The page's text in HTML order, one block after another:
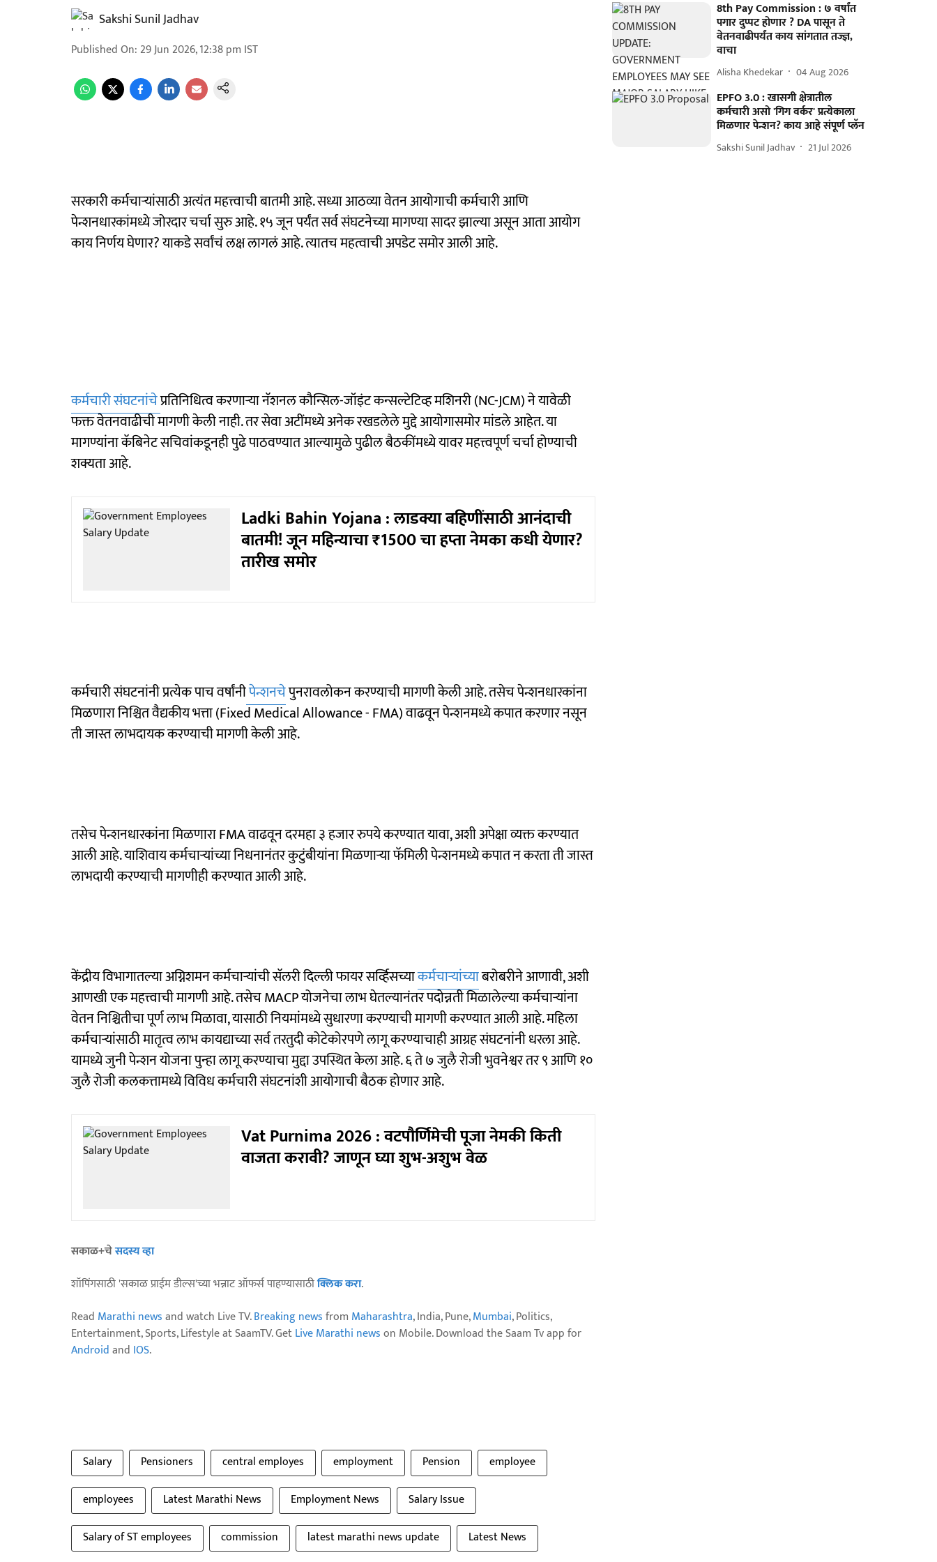
Sakshi Sunil Jadhav
Published On: 29 Jun 2026, 12:38 pm IST
सरकारी कर्मचाऱ्यांसाठी अत्यंत महत्त्वाची बातमी आहे. सध्या आठव्या वेतन आयोगाची कर्मचारी आणि
पेन्शनधारकांमध्ये जोरदार चर्चा सुरु आहे. १५ जून पर्यंत सर्व संघटनेच्या मागण्या सादर झाल्या असून आता आयोग
काय निर्णय घेणार? याकडे सर्वांचं लक्ष लागलं आहे. त्यातच महत्वाची अपडेट समोर आली आहे.
कर्मचारी संघटनांचेप्रतिनिधित्व करणाऱ्या नॅशनल कौन्सिल-जॉइंट कन्सल्टेटिव्ह मशिनरी (NC-JCM) ने यावेळी
फक्त वेतनवाढीची मागणी केली नाही. तर सेवा अटींमध्ये अनेक रखडलेले मुद्दे आयोगासमोर मांडले आहेत. या
मागण्यांना कॅबिनेट सचिवांकडूनही पुढे पाठवण्यात आल्यामुळे पुढील बैठकींमध्ये यावर महत्त्वपूर्ण चर्चा होण्याची
शक्यता आहे.
Ladki Bahin Yojana : लाडक्या बहिणींसाठी आनंदाची
बातमी! जून महिन्याचा ₹1500 चा हप्ता नेमका कधी येणार?
तारीख समोर
कर्मचारी संघटनांनी प्रत्येक पाच वर्षांनीपेन्शनचेपुनरावलोकन करण्याची मागणी केली आहे. तसेच पेन्शनधारकांना
मिळणारा निश्चित वैद्यकीय भत्ता (Fixed Medical Allowance - FMA) वाढवून पेन्शनमध्ये कपात करणार नसून
ती जास्त लाभदायक करण्याची मागणी केली आहे.
तसेच पेन्शनधारकांना मिळणारा FMA वाढवून दरमहा ३ हजार रुपये करण्यात यावा, अशी अपेक्षा व्यक्त करण्यात
आली आहे. याशिवाय कर्मचाऱ्यांच्या निधनानंतर कुटुंबीयांना मिळणाऱ्या फॅमिली पेन्शनमध्ये कपात न करता ती जास्त
लाभदायी करण्याची मागणीही करण्यात आली आहे.
केंद्रीय विभागातल्या अग्निशमन कर्मचाऱ्यांची सॅलरी दिल्ली फायर सर्व्हिसच्याकर्मचाऱ्यांच्याबरोबरीने आणावी, अशी
आणखी एक महत्त्वाची मागणी आहे. तसेच MACP योजनेचा लाभ घेतल्यानंतर पदोन्नती मिळालेल्या कर्मचाऱ्यांना
वेतन निश्चितीचा पूर्ण लाभ मिळावा, यासाठी नियमांमध्ये सुधारणा करण्याची मागणी करण्यात आली आहे. महिला
कर्मचाऱ्यांसाठी मातृत्व लाभ कायद्याच्या सर्व तरतुदी कोटेकोरपणे लागू करण्याचाही आग्रह संघटनांनी धरला आहे.
यामध्ये जुनी पेन्शन योजना पुन्हा लागू करण्याचा मुद्दा उपस्थित केला आहे. ६ ते ७ जुलै रोजी भुवनेश्वर तर ९ आणि १०
जुलै रोजी कलकत्तामध्ये विविध कर्मचारी संघटनांशी आयोगाची बैठक होणार आहे.
Vat Purnima 2026 : वटपौर्णिमेची पूजा नेमकी किती
वाजता करावी? जाणून घ्या शुभ-अशुभ वेळ
सकाळ+चेसदस्य व्हा
शॉपिंगसाठी 'सकाळ प्राईम डील्स'च्या भन्नाट ऑफर्स पाहण्यासाठीक्लिक करा.
Read Marathi newsand watch Live TV.Breaking newsfrom Maharashtra, India, Pune,Mumbai, Politics,
Entertainment, Sports, Lifestyle at SaamTV. GetLive Marathi newson Mobile. Download the Saam Tv app for
Androidand IOS.
Salary Pensioners central employes employment Pension
employee
employees
Latest Marathi News Employment News
Salary Issue
Salary of ST employees
commission latest marathi news update Latest News
8th Pay Commission : ७ वर्षांत
पगार दुप्पट होणार ? DA पासून ते
वेतनवाढीपर्यंत काय सांगतात तज्ज्ञ,
वाचा
Alisha Khedekar 04 Aug 2026
EPFO 3.0 : खासगी क्षेत्रातील
कर्मचारी असो 'गिग वर्कर' प्रत्येकाला
मिळणार पेन्शन? काय आहे संपूर्ण प्लॅन
Sakshi Sunil Jadhav 21 Jul 2026